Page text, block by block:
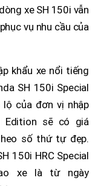
xe SH 150i vẫn
vụ nhu cầu của
khẩu xe nổi tiếng
SH 150i Special
của đơn vị nhập
Edition sẽ có giá
số thứ tự đẹp.
150i HRC Special
xe là từ ngày